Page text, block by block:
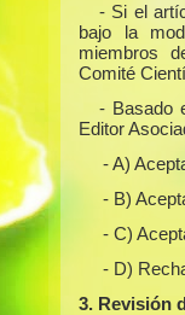
- Si el
bajo la
miembros
Comité
- Basado
Editor
- A)
- B)
- C)
- D)
3. Revisión